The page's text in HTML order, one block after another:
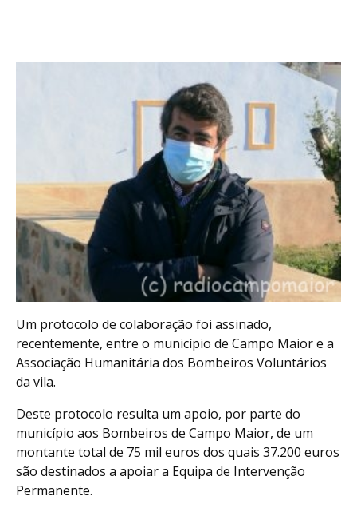
Um protocolo de colaboração foi assinado,
recentemente, entre o município de Campo Maior e a
Associação Humanitária dos Bombeiros Voluntários
da vila.
Deste protocolo resulta um apoio, por parte do
município aos Bombeiros de Campo Maior, de um
montante total de 75 mil euros dos quais 37.200 euros
são destinados a apoiar a Equipa de Intervenção
Permanente.